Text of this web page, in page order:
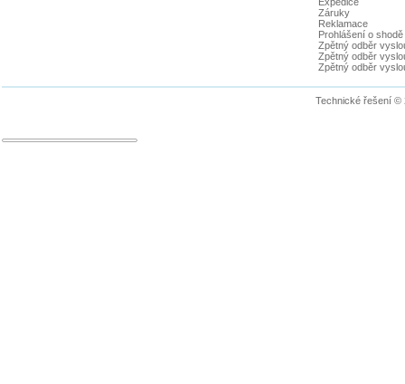
Záruky
Reklamace
Prohlášení o shodě
Zpětný odběr
Zpětný odběr
Zpětný odběr
Technické řešení ©